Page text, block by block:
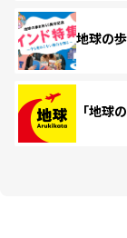
地球の
「地球